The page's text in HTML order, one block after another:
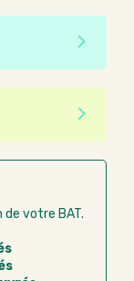
à partir de
produits
vie
du produit
pouvez
carte
votre BAT.